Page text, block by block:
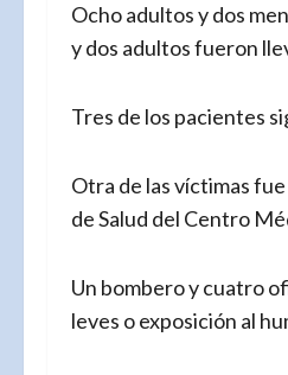
Ocho adultos y dos
y dos adultos fueron
Tres de los pacientes
Otra de las víctimas
de Salud del Centro
Un bombero y cuatro
leves o exposición al